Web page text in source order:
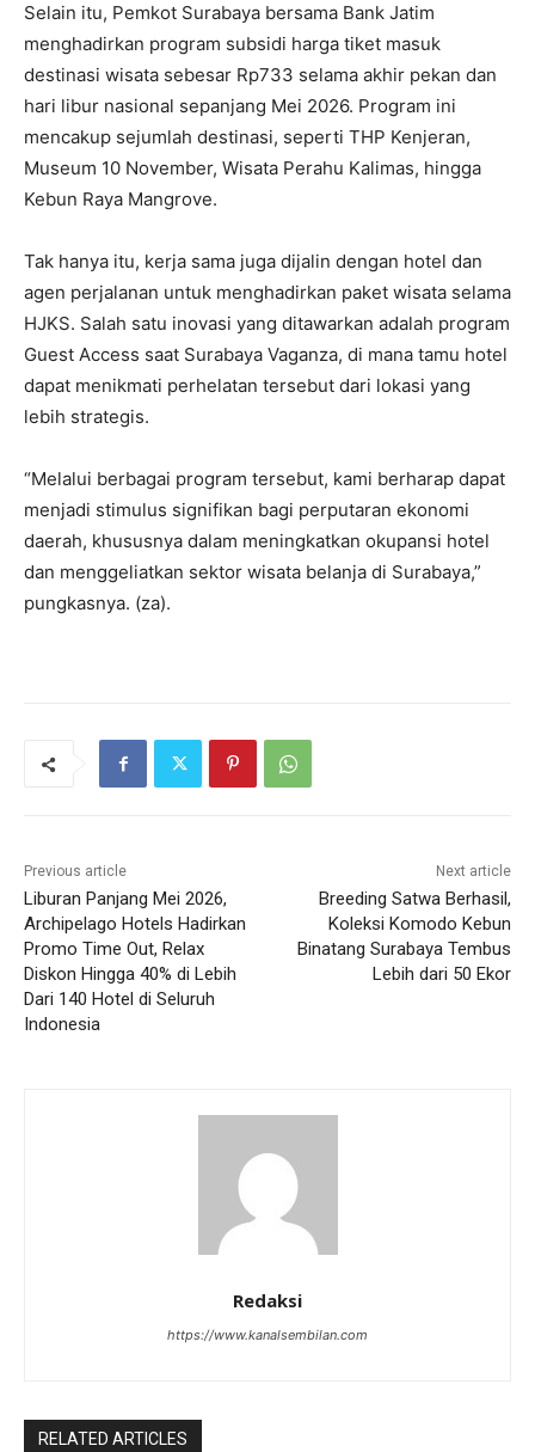
Selain itu, Pemkot Surabaya bersama Bank Jatim
menghadirkan program subsidi harga tiket masuk
destinasi wisata sebesar Rp733 selama akhir pekan dan
hari libur nasional sepanjang Mei 2026. Program ini
mencakup sejumlah destinasi, seperti THP Kenjeran,
Museum 10 November, Wisata Perahu Kalimas, hingga
Kebun Raya Mangrove.
Tak hanya itu, kerja sama juga dijalin dengan hotel dan
agen perjalanan untuk menghadirkan paket wisata selama
HJKS. Salah satu inovasi yang ditawarkan adalah program
Guest Access saat Surabaya Vaganza, di mana tamu hotel
dapat menikmati perhelatan tersebut dari lokasi yang
lebih strategis.
“Melalui berbagai program tersebut, kami berharap dapat
menjadi stimulus signifikan bagi perputaran ekonomi
daerah, khususnya dalam meningkatkan okupansi hotel
dan menggeliatkan sektor wisata belanja di Surabaya,”
pungkasnya. (za).
Previous article
Liburan Panjang Mei 2026,
Archipelago Hotels Hadirkan
Promo Time Out, Relax
Diskon Hingga 40% di Lebih
Dari 140 Hotel di Seluruh
Indonesia
Next article
Breeding Satwa Berhasil,
Koleksi Komodo Kebun
Binatang Surabaya Tembus
Lebih dari 50 Ekor
Redaksi
https://www.kanalsembilan.com
RELATED ARTICLES